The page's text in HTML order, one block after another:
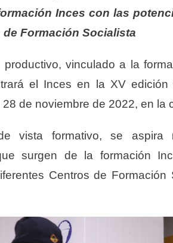
Inces con las
Formación Socialista
productivo, vinculado a la
el Inces en la XV
de noviembre de 2022, en la
vista formativo, se aspira
surgen de la formación
Centros de